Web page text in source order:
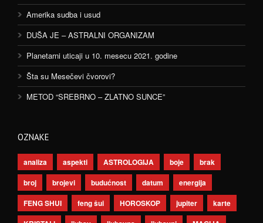
Amerika sudba i usud
DUŠA JE – ASTRALNI ORGANIZAM
Planetarni uticaji u 10. mesecu 2021. godine
Šta su Mesečevi čvorovi?
METOD “SREBRNO – ZLATNO SUNCE”
OZNAKE
analiza aspekti ASTROLOGIJA boje
brak
broj
brojevi budućnost datum
energija
FENG SHUI
feng šui HOROSKOP jupiter
karte